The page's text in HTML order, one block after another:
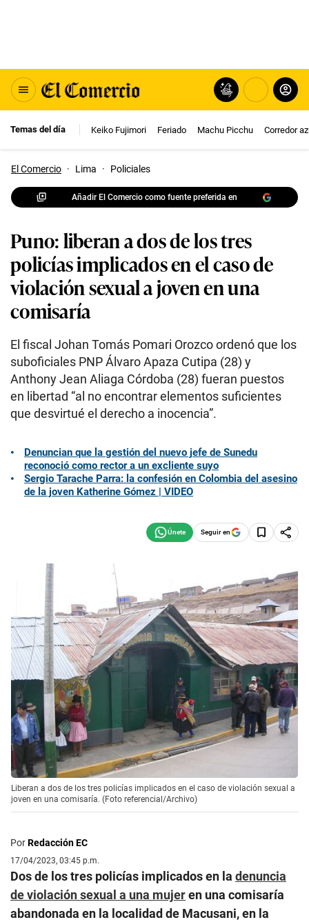
Temas del día Keiko Fujimori Feriado Machu Picchu Corredor
El Comercio · Lima · Policiales
Añadir El Comercio como fuente preferida en
Puno: liberan a dos de los tres
policías implicados en el caso de
violación sexual a joven en una
comisaría
El fiscal Johan Tomás Pomari Orozco ordenó que los
suboficiales PNP Álvaro Apaza Cutipa (28) y
Anthony Jean Aliaga Córdoba (28) fueran puestos
en libertad “al no encontrar elementos suficientes
que desvirtué el derecho a inocencia”.
Denuncian que la gestión del nuevo jefe de Sunedu
reconoció como rector a un excliente suyo
Sergio Tarache Parra: la confesión en Colombia del asesino
de la joven Katherine Gómez | VIDEO
Seguir en
Liberan a dos de los tres policías implicados en el caso de violación sexual a
joven en una comisaría. (Foto referencial/Archivo)
PorRedacción EC
17/04/2023, 03:45 p.m.
Dos de los tres policías implicados en la denuncia
de violación sexual a una mujeren una comisaría
abandonada en la localidad de Macusani, en la